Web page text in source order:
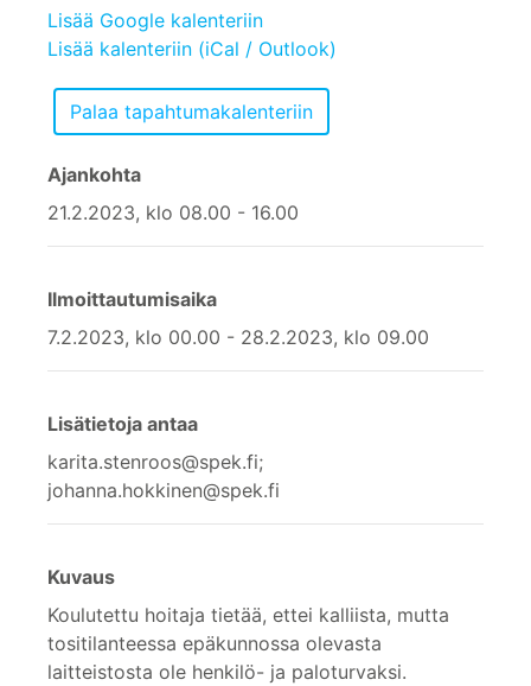
Lisää Google kalenteriin
Lisää kalenteriin (iCal / Outlook)
Ajankohta
21.2.2023, klo 08.00 - 16.00
Ilmoittautumisaika
7.2.2023, klo 00.00 - 28.2.2023, klo 09.00
Lisätietoja antaa
karita.stenroos@spek.fi;
johanna.hokkinen@spek.fi
Kuvaus
Koulutettu hoitaja tietää, ettei kalliista, mutta
tositilanteessa epäkunnossa olevasta
laitteistosta ole henkilö- ja paloturvaksi.